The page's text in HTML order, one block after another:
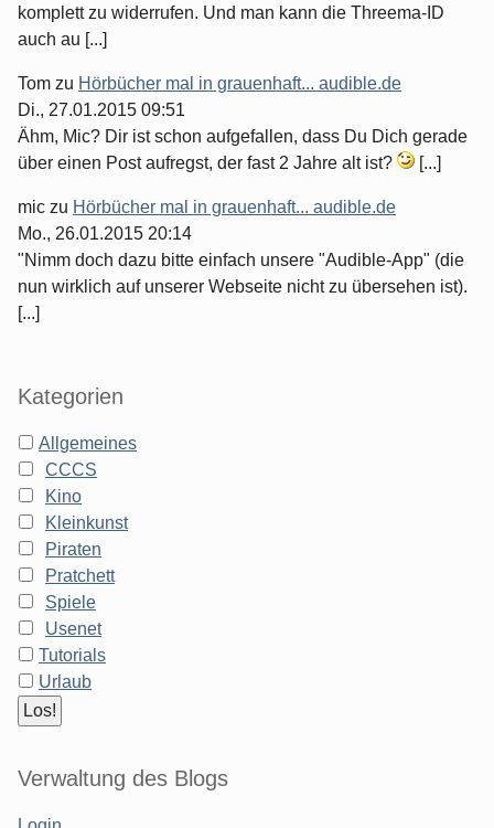
komplett zu widerrufen. Und man kann die Threema-ID
auch au [...]
Tom zu Hörbücher mal in grauenhaft... audible.de
Di., 27.01.2015 09:51
Ähm, Mic? Dir ist schon aufgefallen, dass Du Dich gerade
über einen Post aufregst, der fast 2 Jahre alt ist?
[...]
mic zu Hörbücher mal in grauenhaft... audible.de
Mo., 26.01.2015 20:14
"Nimm doch dazu bitte einfach unsere "Audible-App" (die
nun wirklich auf unserer Webseite nicht zu übersehen ist).
[...]
Kategorien
Allgemeines
CCCS
Kino
Kleinkunst
Piraten
Pratchett
Spiele
Usenet
Tutorials
Urlaub
Verwaltung des Blogs